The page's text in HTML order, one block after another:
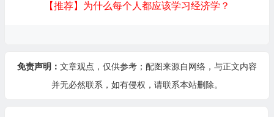
【推荐】为什么每个人都应该学习经济学？
免责声明： 文章观点，仅供参考；配图来源自网络，与正文内容
并无必然联系，如有侵权，请联系本站删除。